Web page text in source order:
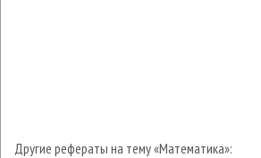
Другие рефераты на тему «Математика»: